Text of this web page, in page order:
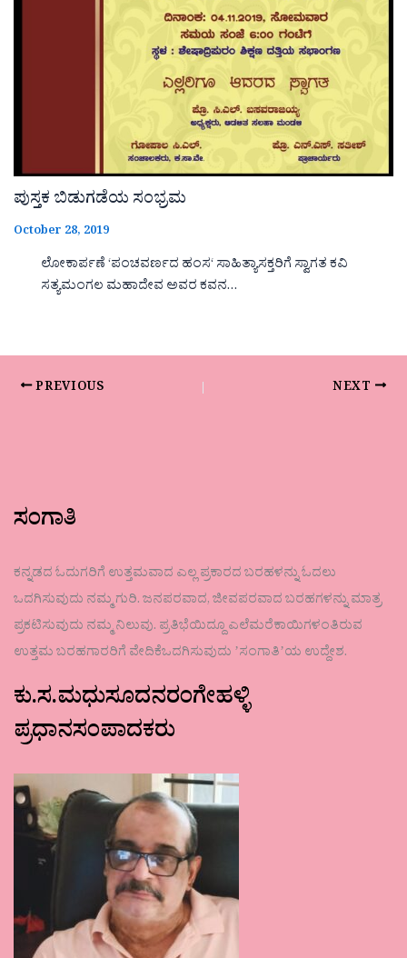
ಪುಸ್ತಕ ಬಿಡುಗಡೆಯ ಸಂಭ್ರಮ
October 28, 2019
ಲೋಕಾರ್ಪಣೆ ‘ಪಂಚವರ್ಣದ ಹಂಸ‘ ಸಾಹಿತ್ಯಾಸಕ್ತರಿಗೆ ಸ್ವಾಗತ ಕವಿ
ಸತ್ಯಮಂಗಲ ಮಹಾದೇವ ಅವರ ಕವನ…
PREVIOUS NEXT
ಸಂಗಾತಿ
ಕನ್ನಡದ ಓದುಗರಿಗೆ ಉತ್ತಮವಾದ ಎಲ್ಲ ಪ್ರಕಾರದ ಬರಹಳನ್ನು ಓದಲು
ಒದಗಿಸುವುದು ನಮ್ಮ ಗುರಿ. ಜನಪರವಾದ, ಜೀವಪರವಾದ ಬರಹಗಳನ್ನು ಮಾತ್ರ
ಪ್ರಕಟಿಸುವುದು ನಮ್ಮ ನಿಲುವು. ಪ್ರತಿಭೆಯಿದ್ದೂ ಎಲೆಮರೆಕಾಯಿಗಳಂತಿರುವ
ಉತ್ತಮ ಬರಹಗಾರರಿಗೆ ವೇದಿಕೆಒದಗಿಸುವುದು ʼಸಂಗಾತಿʼಯ ಉದ್ದೇಶ.
ಕು.ಸ.ಮಧುಸೂದನರಂಗೇಹಳ್ಳಿ
ಪ್ರಧಾನಸಂಪಾದಕರು